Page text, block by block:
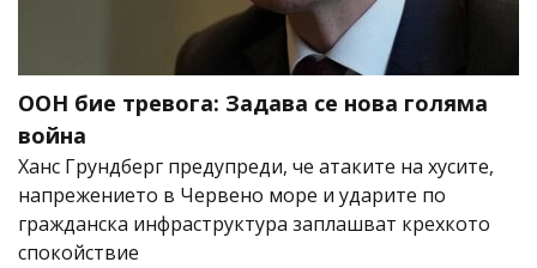
ООН бие тревога: Задава се нова голяма
война
Ханс Грундберг предупреди, че атаките на хусите,
напрежението в Червено море и ударите по
гражданска инфраструктура заплашват крехкото
спокойствие